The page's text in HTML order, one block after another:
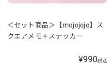
＜セット商品＞【mojojojo】ス
クエアメモ＋ステッカー
¥990税込